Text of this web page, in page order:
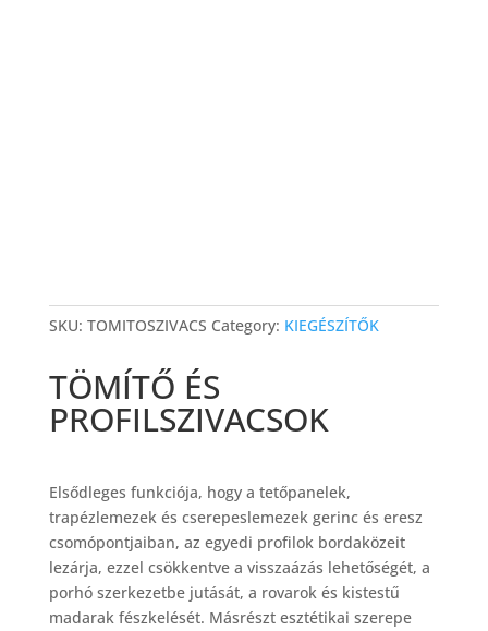
SKU: TOMITOSZIVACS Category: KIEGÉSZÍTŐK
TÖMÍTŐ ÉS
PROFILSZIVACSOK
Elsődleges funkciója, hogy a tetőpanelek,
trapézlemezek és cserepeslemezek gerinc és eresz
csomópontjaiban, az egyedi profilok bordaközeit
lezárja, ezzel csökkentve a visszaázás lehetőségét, a
porhó szerkezetbe jutását, a rovarok és kistestű
madarak fészkelését. Másrészt esztétikai szerepe